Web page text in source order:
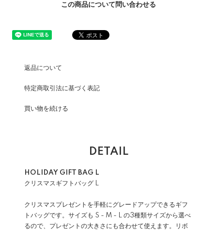
この商品について問い合わせる
返品について
特定商取引法に基づく表記
買い物を続ける
DETAIL
HOLIDAY GIFT BAG L
クリスマスギフトバッグ L
クリスマスプレゼントを手軽にグレードアップできるギフ
トバッグです。サイズも S - M - L の3種類サイズから選べ
るので、プレゼントの大きさにも合わせて使えます。リボ